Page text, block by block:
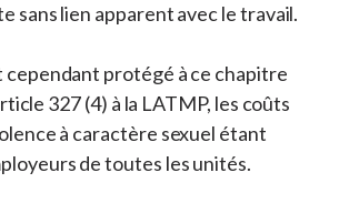
sans lien apparent avec le travail.
cependant protégé à ce chapitre
327 (4) à la LATMP, les coûts
à caractère sexuel étant
de toutes les unités.